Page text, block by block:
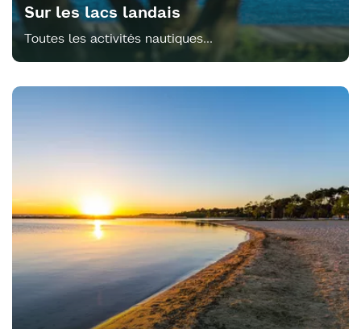
Sur les lacs landais
Toutes les activités nautiques...